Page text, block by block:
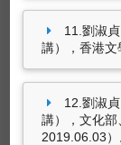
劉淑
四屆
丹依
獲獎紀錄
女人
學創
11.劉淑
講），香港文
12.劉淑
講），文化
2019.06.03）